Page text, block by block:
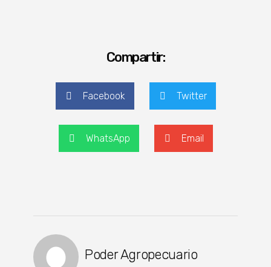
Compartir:
Facebook Twitter
WhatsApp Email
Poder Agropecuario